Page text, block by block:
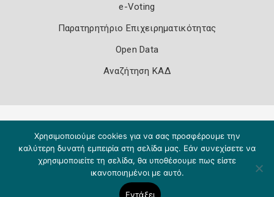
e-Voting
Παρατηρητήριο Επιχειρηματικότητας
Open Data
Αναζήτηση ΚΑΔ
Χρησιμοποιούμε cookies για να σας προσφέρουμε την
καλύτερη δυνατή εμπειρία στη σελίδα μας. Εάν συνεχίσετε να
χρησιμοποιείτε τη σελίδα, θα υποθέσουμε πως είστε
ικανοποιημένοι με αυτό.
Εντάξει
Copyright 2026 Knowledge A.E.